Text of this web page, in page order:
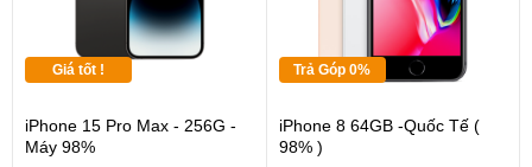
Giá tốt !
iPhone 15 Pro Max - 256G -
Máy 98%
Trả Góp 0%
iPhone 8 64GB -Quốc Tế (
98% )